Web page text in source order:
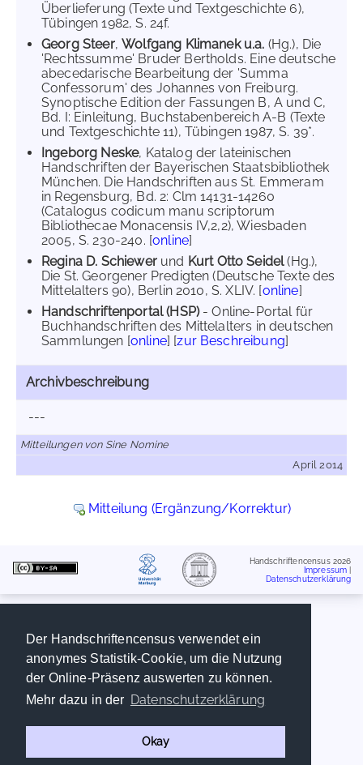
Der Handschriftencensus verwendet ein
anonymes Statistik-Cookie, um die Nutzung
der Online-Präsenz auswerten zu können.
Mehr dazu in der Datenschutzerklärung
Okay
Überlieferung (Texte und Textgeschichte 6),
Tübingen 1982, S. 24f.
Georg Steer,Wolfgang Klimanek u.a. (Hg.), Die
'Rechtssumme' Bruder Bertholds. Eine deutsche
abecedarische Bearbeitung der 'Summa
Confessorum' des Johannes von Freiburg.
Synoptische Edition der Fassungen B, A und C,
Bd. I: Einleitung, Buchstabenbereich A-B (Texte
und Textgeschichte 11), Tübingen 1987, S. 39*.
Ingeborg Neske, Katalog der lateinischen
Handschriften der Bayerischen Staatsbibliothek
München. Die Handschriften aus St. Emmeram
in Regensburg, Bd. 2: Clm 14131-14260
(Catalogus codicum manu scriptorum
Bibliothecae Monacensis IV,2,2), Wiesbaden
2005, S. 230-240. [online]
Regina D. Schiewerund Kurt Otto Seidel(Hg.),
Die St. Georgener Predigten (Deutsche Texte des
Mittelalters 90), Berlin 2010, S. XLIV. [online]
Handschriftenportal (HSP)- Online-Portal für
Buchhandschriften des Mittelalters in deutschen
Sammlungen [online] [zur Beschreibung]
Archivbeschreibung
---
Mitteilungen von Sine Nomine
April 2014
Mitteilung (Ergänzung/Korrektur)
Handschriftencensus 2026
Impressum
Datenschutzerklärung